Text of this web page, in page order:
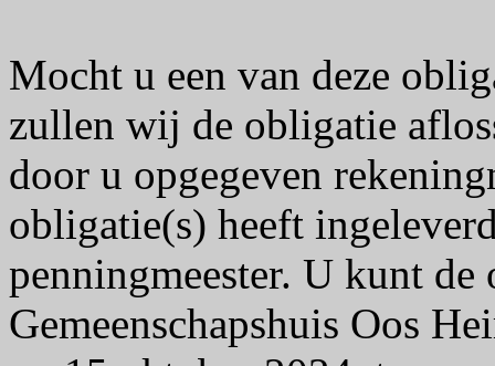
Mocht u een van deze
zullen wij de obligatie
door u opgegeven
obligatie(s) heeft
penningmeester. U kunt
Gemeenschapshuis Oos